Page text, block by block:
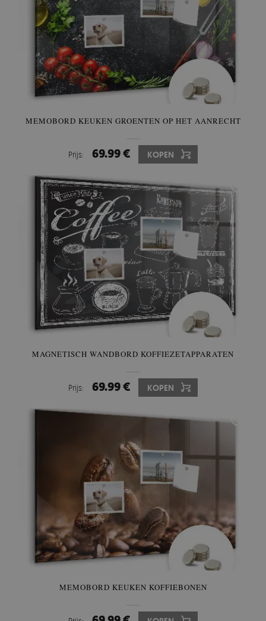
MEMOBORD KEUKEN GROENTEN OP HET AANRECHT
Prijs: 69.99 € KOPEN
MAGNETISCH WANDBORD KOFFIEZETAPPARATEN
Prijs: 69.99 € KOPEN
MEMOBORD KEUKEN KOFFIEBONEN